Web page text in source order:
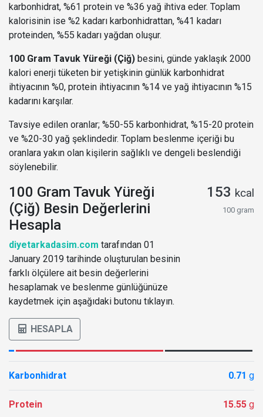
karbonhidrat, %61 protein ve %36 yağ ihtiva eder. Toplam
kalorisinin ise %2 kadarı karbonhidrattan, %41 kadarı
proteinden, %55 kadarı yağdan oluşur.
100 Gram Tavuk Yüreği (Çiğ) besini, günde yaklaşık 2000
kalori enerji tüketen bir yetişkinin günlük karbonhidrat
ihtiyacının %0, protein ihtiyacının %14 ve yağ ihtiyacının %15
kadarını karşılar.
Tavsiye edilen oranlar; %50-55 karbonhidrat, %15-20 protein
ve %20-30 yağ şeklindedir. Toplam beslenme içeriği bu
oranlara yakın olan kişilerin sağlıklı ve dengeli beslendiği
söylenebilir.
100 Gram Tavuk Yüreği
(Çiğ) Besin Değerlerini
Hesapla
diyetarkadasim.com tarafından 01
January 2019 tarihinde oluşturulan besinin
farklı ölçülere ait besin değerlerini
hesaplamak ve beslenme günlüğünüze
kaydetmek için aşağıdaki butonu tıklayın.
HESAPLA
153 kcal
100 gram
Karbonhidrat 0.71 g
Protein 15.55 g